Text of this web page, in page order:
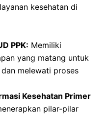
kesehatan di
PPK: Memiliki
yang matang untuk
melewati proses
Kesehatan Primer
pilar-pilar